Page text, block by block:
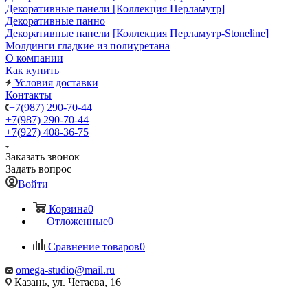
Декоративные панели [Коллекция Перламутр]
Декоративные панно
Декоративные панели [Коллекция Перламутр-Stoneline]
Молдинги гладкие из полиуретана
О компании
Как купить
Условия доставки
Контакты
+7(987) 290-70-44
+7(987) 290-70-44
+7(927) 408-36-75
Заказать звонок
Задать вопрос
Войти
Корзина0
Отложенные0
Сравнение товаров0
omega-studio@mail.ru
Казань, ул. Четаева, 16